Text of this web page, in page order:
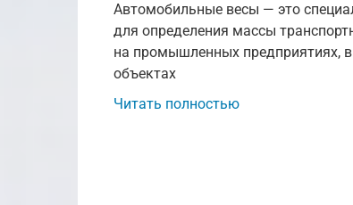
Автомобильные весы — это
для определения массы
на промышленных предприятиях, в
объектах
Читать полностью